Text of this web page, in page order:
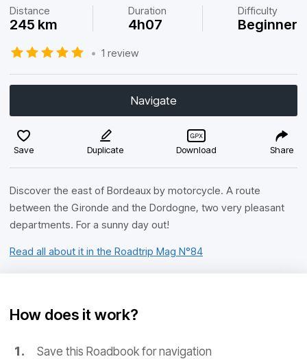
Distance
245 km
Duration
4h07
Difficulty
Beginner
• 1 review
Navigate
Save Duplicate Download Share
Discover the east of Bordeaux by motorcycle. A route
between the Gironde and the Dordogne, two very pleasant
departments. For a sunny day out!
Read all about it in the Roadtrip Mag N°84
How does it work?
Save this Roadbook for navigation